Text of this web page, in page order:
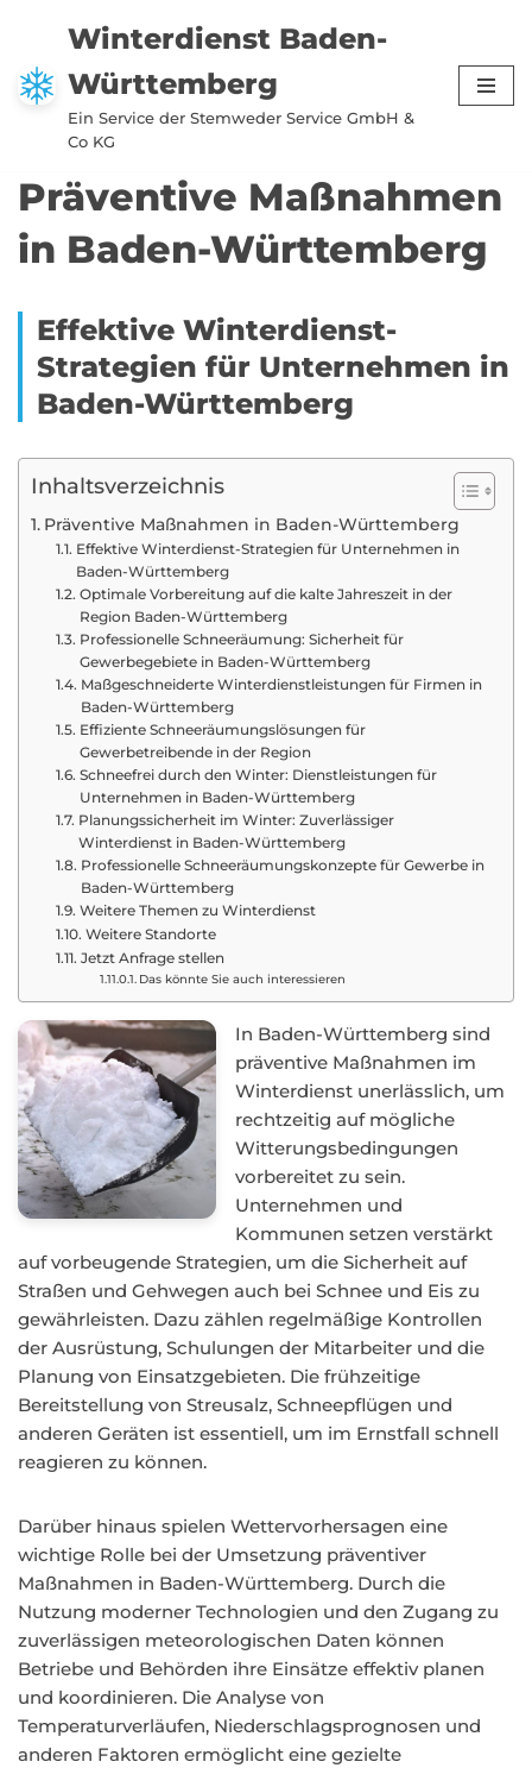
Zum
Inhalt
springen
Winterdienst Baden-
Württemberg
Ein Service der Stemweder Service GmbH &
Co KG
Präventive Maßnahmen
in Baden-Württemberg
Effektive Winterdienst-
Strategien für Unternehmen in
Baden-Württemberg
Inhaltsverzeichnis
Präventive Maßnahmen in Baden-Württemberg
Effektive Winterdienst-Strategien für Unternehmen in
Baden-Württemberg
Optimale Vorbereitung auf die kalte Jahreszeit in der
Region Baden-Württemberg
Professionelle Schneeräumung: Sicherheit für
Gewerbegebiete in Baden-Württemberg
Maßgeschneiderte Winterdienstleistungen für Firmen in
Baden-Württemberg
Effiziente Schneeräumungslösungen für
Gewerbetreibende in der Region
Schneefrei durch den Winter: Dienstleistungen für
Unternehmen in Baden-Württemberg
Planungssicherheit im Winter: Zuverlässiger
Winterdienst in Baden-Württemberg
Professionelle Schneeräumungskonzepte für Gewerbe in
Baden-Württemberg
Weitere Themen zu Winterdienst
Weitere Standorte
Jetzt Anfrage stellen
Das könnte Sie auch interessieren
In Baden-Württemberg sind
präventive Maßnahmen im
Winterdienst unerlässlich, um
rechtzeitig auf mögliche
Witterungsbedingungen
vorbereitet zu sein.
Unternehmen und
Kommunen setzen verstärkt
auf vorbeugende Strategien, um die Sicherheit auf
Straßen und Gehwegen auch bei Schnee und Eis zu
gewährleisten. Dazu zählen regelmäßige Kontrollen
der Ausrüstung, Schulungen der Mitarbeiter und die
Planung von Einsatzgebieten. Die frühzeitige
Bereitstellung von Streusalz, Schneepflügen und
anderen Geräten ist essentiell, um im Ernstfall schnell
reagieren zu können.
Darüber hinaus spielen Wettervorhersagen eine
wichtige Rolle bei der Umsetzung präventiver
Maßnahmen in Baden-Württemberg. Durch die
Nutzung moderner Technologien und den Zugang zu
zuverlässigen meteorologischen Daten können
Betriebe und Behörden ihre Einsätze effektiv planen
und koordinieren. Die Analyse von
Temperaturverläufen, Niederschlagsprognosen und
anderen Faktoren ermöglicht eine gezielte